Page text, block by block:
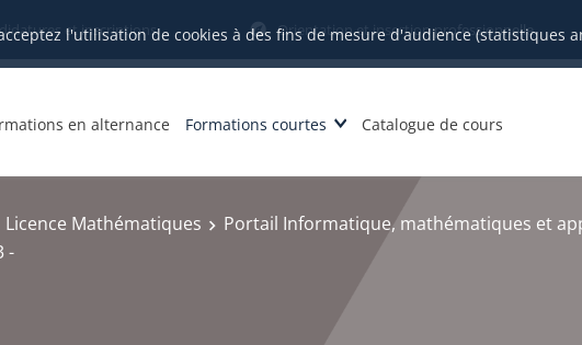
l'utilisation de cookies à des fins de mesure d'audience (statistiques
et inscriptions Orientation et insertion professionnelle
en alternance Formations courtes Catalogue de cours
Licence Mathématiques
Portail Informatique, mathématiques et
-